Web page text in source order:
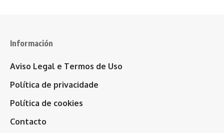
Información
Aviso Legal e Termos de Uso
Política de privacidade
Política de cookies
Contacto